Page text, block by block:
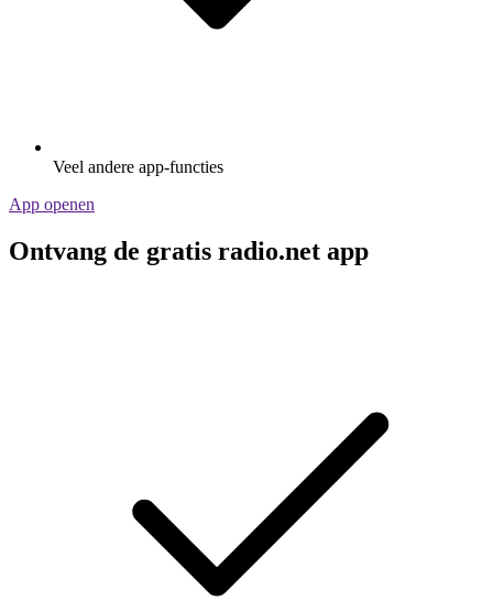
Veel andere app-functies
App openen
Ontvang de gratis radio.net app